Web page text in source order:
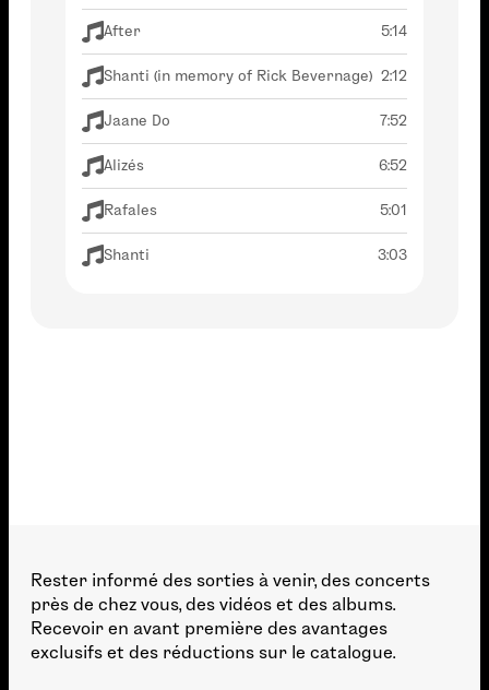
After 5:14
Shanti (in memory of Rick Bevernage) 2:12
Jaane Do 7:52
Alizés 6:52
Rafales 5:01
Shanti 3:03
Rester informé des sorties à venir, des concerts
près de chez vous, des vidéos et des albums.
Recevoir en avant première des avantages
exclusifs et des réductions sur le catalogue.